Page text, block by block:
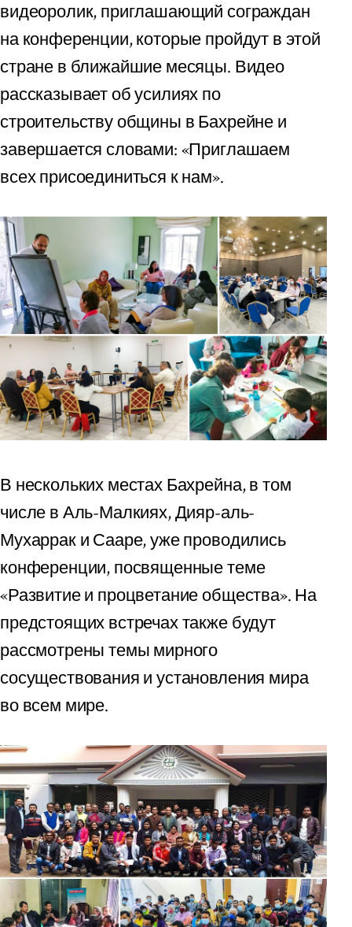
видеоролик, приглашающий сограждан
на конференции, которые пройдут в этой
стране в ближайшие месяцы. Видео
рассказывает об усилиях по
строительству общины в Бахрейне и
завершается словами: «Приглашаем
всех присоединиться к нам».
В нескольких местах Бахрейна, в том
числе в Аль-Малкиях, Дияр-аль-
Мухаррак и Сааре, уже проводились
конференции, посвященные теме
«Развитие и процветание общества». На
предстоящих встречах также будут
рассмотрены темы мирного
сосуществования и установления мира
во всем мире.